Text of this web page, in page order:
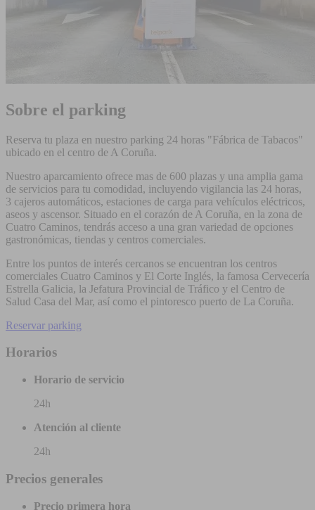
Sobre el parking
Reserva tu plaza en nuestro parking 24 horas "Fábrica de Tabacos"
ubicado en el centro de A Coruña.
Nuestro aparcamiento ofrece mas de 600 plazas y una amplia gama
de servicios para tu comodidad, incluyendo vigilancia las 24 horas,
3 cajeros automáticos, estaciones de carga para vehículos eléctricos,
aseos y ascensor. Situado en el corazón de A Coruña, en la zona de
Cuatro Caminos, tendrás acceso a una gran variedad de opciones
gastronómicas, tiendas y centros comerciales.
Entre los puntos de interés cercanos se encuentran los centros
comerciales Cuatro Caminos y El Corte Inglés, la famosa Cervecería
Estrella Galicia, la Jefatura Provincial de Tráfico y el Centro de
Salud Casa del Mar, así como el pintoresco puerto de La Coruña.
Reservar parking
Horarios
Horario de servicio
24h
Atención al cliente
24h
Precios generales
Precio primera hora